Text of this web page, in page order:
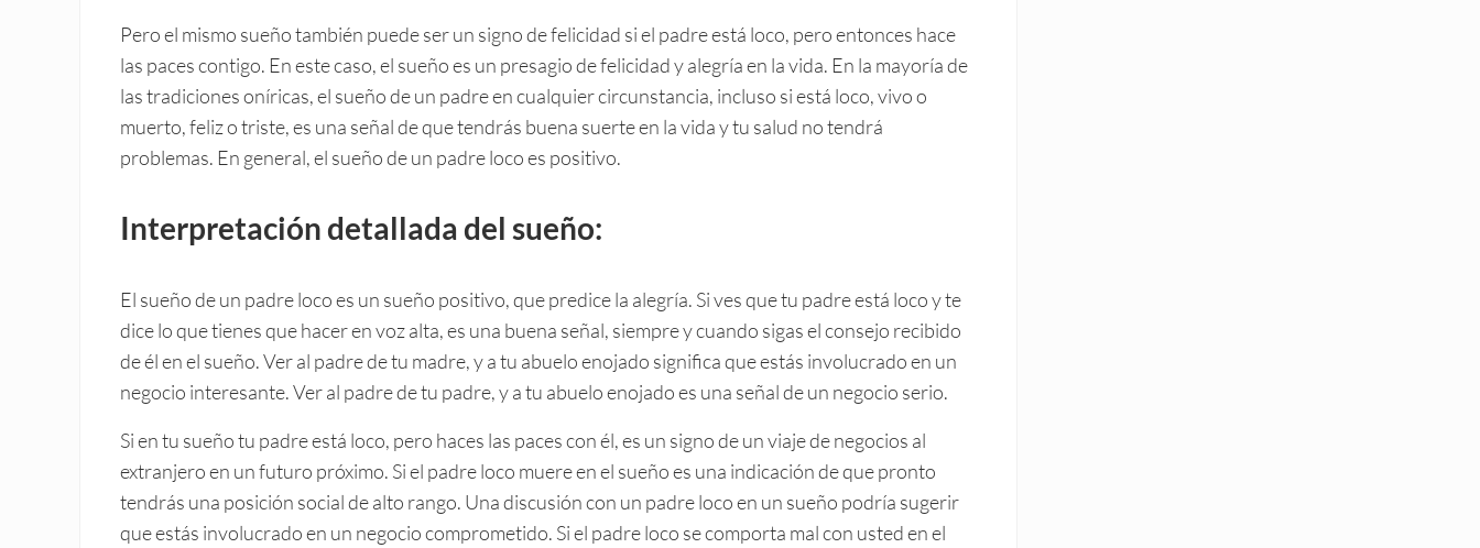
Pero el mismo sueño también puede ser un signo de felicidad si el padre está loco, pero entonces hace
las paces contigo. En este caso, el sueño es un presagio de felicidad y alegría en la vida. En la mayoría de
las tradiciones oníricas, el sueño de un padre en cualquier circunstancia, incluso si está loco, vivo o
muerto, feliz o triste, es una señal de que tendrás buena suerte en la vida y tu salud no tendrá
problemas. En general, el sueño de un padre loco es positivo.
Interpretación detallada del sueño:
El sueño de un padre loco es un sueño positivo, que predice la alegría. Si ves que tu padre está loco y te
dice lo que tienes que hacer en voz alta, es una buena señal, siempre y cuando sigas el consejo recibido
de él en el sueño. Ver al padre de tu madre, y a tu abuelo enojado significa que estás involucrado en un
negocio interesante. Ver al padre de tu padre, y a tu abuelo enojado es una señal de un negocio serio.
Si en tu sueño tu padre está loco, pero haces las paces con él, es un signo de un viaje de negocios al
extranjero en un futuro próximo. Si el padre loco muere en el sueño es una indicación de que pronto
tendrás una posición social de alto rango. Una discusión con un padre loco en un sueño podría sugerir
que estás involucrado en un negocio comprometido. Si el padre loco se comporta mal con usted en el